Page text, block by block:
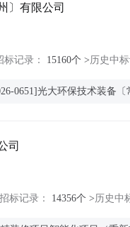
〕有限公司
标记录： 15160个 >历史中
0651]光大环保技术装备
司
标记录： 14356个 >历史中